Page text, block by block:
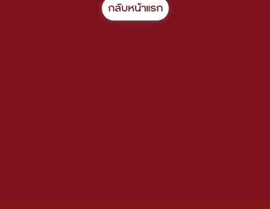
กลับหน้าแรก